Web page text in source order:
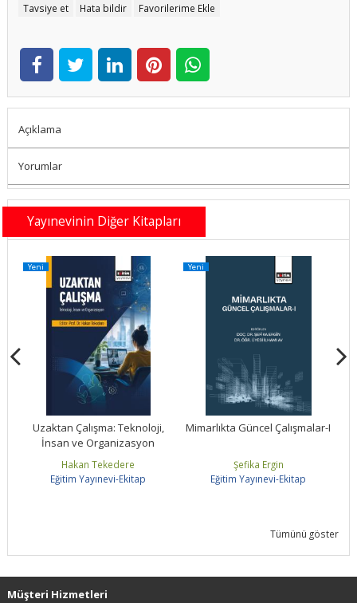
Tavsiye et Hata bildir Favorilerime Ekle
Açıklama
Yorumlar
Yayınevinin Diğer Kitapları
Yeni
Uzaktan Çalışma: Teknoloji,
İnsan ve Organizasyon
Hakan Tekedere
Eğitim Yayınevi-Ekitap
Yeni
Mimarlıkta Güncel Çalışmalar-I
Şefika Ergin
Eğitim Yayınevi-Ekitap
Tümünü göster
Müşteri Hizmetleri